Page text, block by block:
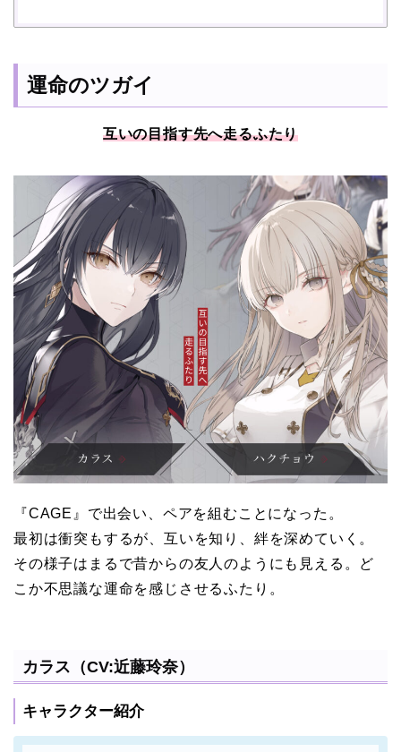
運命のツガイ
互いの目指す先へ走るふたり
『CAGE』で出会い、ペアを組むことになった。
最初は衝突もするが、互いを知り、絆を深めていく。
その様子はまるで昔からの友人のようにも見える。ど
こか不思議な運命を感じさせるふたり。
カラス（CV:近藤玲奈）
キャラクター紹介